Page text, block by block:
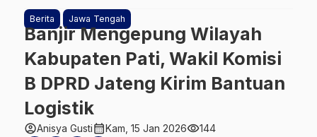
Berita Jawa Tengah
Banjir Mengepung Wilayah
Kabupaten Pati, Wakil Komisi
B DPRD Jateng Kirim Bantuan
Logistik
account_circleAnisya Gusticalendar_monthKam, 15 Jan 2026visibility144